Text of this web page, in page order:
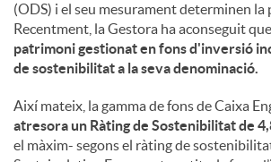
(ODS) i el seu mesurament determinen
Recentment, la Gestora ha aconseguit que
patrimoni gestionat en fons d'inversió
de sostenibilitat a la seva denominació.
Així mateix, la gamma de fons de Caixa
atresora un Ràting de Sostenibilitat de
el màxim- segons el ràting de